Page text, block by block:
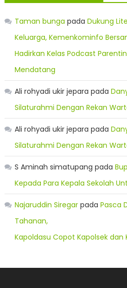
Taman bunga pada Dukung
Keluarga, Kemenkominfo
Hadirkan Kelas Podcast
Mendatang
Ali rohyadi ukir jepara pada
Silaturahmi Dengan Rekan
Ali rohyadi ukir jepara pada
Silaturahmi Dengan Rekan
S Aminah simatupang pada
Kepada Para Kepala Sekolah
Najaruddin Siregarpada Pasca
Tahanan,
Kapoldasu Copot Kapolsek dan